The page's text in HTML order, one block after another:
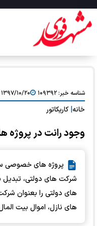
شناسه خبر:۱۰۹۳۹۲ ۱۳۹۷/۱۰/۲۰ ۱۱:۱۲:۰۰
خانه کاریکاتور
وجود رانت در
پروژه های خصوصی
شرکت های دولتی،
های دولتی را بعنوان
های نازل، اموال بیت